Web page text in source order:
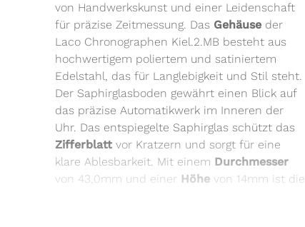
von Handwerkskunst und einer Leidenschaft
für präzise Zeitmessung. Das Gehäuse der
Laco Chronographen Kiel.2.MB besteht aus
hochwertigem poliertem und satiniertem
Edelstahl, das für Langlebigkeit und Stil steht.
Der Saphirglasboden gewährt einen Blick auf
das präzise Automatikwerk im Inneren der
Uhr. Das entspiegelte Saphirglas schützt das
Zifferblatt vor Kratzern und sorgt für eine
klare Ablesbarkeit. Mit einem Durchmesser
von 43,0mm und einer Höhe von 14mm ist die